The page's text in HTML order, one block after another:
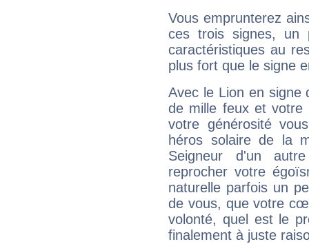
Vous emprunterez
ces trois signes, un
caractéristiques au
plus fort que le signe
Avec le Lion en signe
de mille feux et votre
votre générosité
héros solaire de la
Seigneur d'un
reprocher votre
naturelle parfois un
de vous, que votre
volonté, quel est le
finalement à juste